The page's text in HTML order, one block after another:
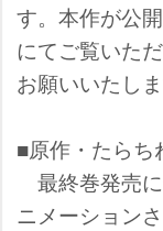
す。本作が公
にてご覧いた
お願いいたしま
■原作・たらち
最終巻発売
ニメーション